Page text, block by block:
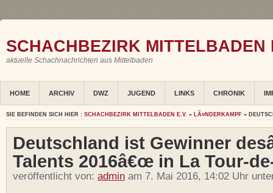
SCHACHBEZIRK MITTELBADEN
aktuelle Schachnachrichten aus Mittelbaden
HOME ARCHIV DWZ JUGEND LINKS CHRONIK
SIE BEFINDEN SICH HIER : SCHACHBEZIRK MITTELBADEN E.V. » LÃ¤NDERKAMPF »
Deutschland ist Gewinner
Talents 2016â€œ in La Tour-
veröffentlicht von: admin am 7. Mai 2016, 14:02 Uhr